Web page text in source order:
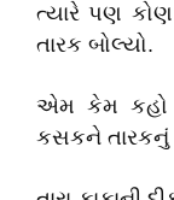
ત્યારે પણ
તારક બોલ્યો.
એમ કેમ કહો
કસકને